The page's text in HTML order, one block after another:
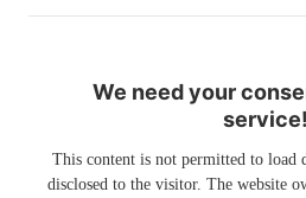
We need your
service!
This content is not permitted to load
disclosed to the visitor. The website